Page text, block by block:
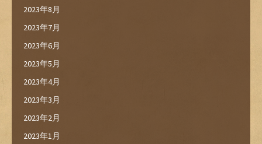
2023年8月
2023年7月
2023年6月
2023年5月
2023年4月
2023年3月
2023年2月
2023年1月